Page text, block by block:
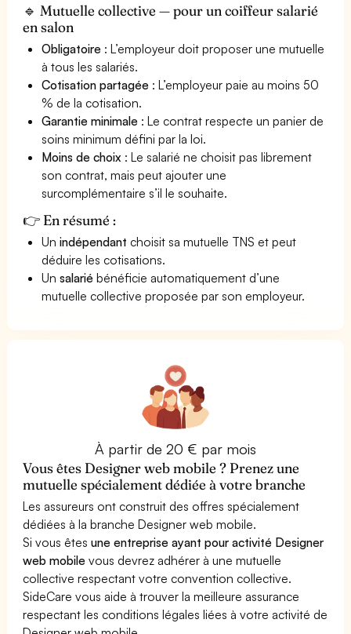
🔹 Mutuelle collective — pour un coiffeur salarié
en salon
Obligatoire : L’employeur doit proposer une mutuelle
à tous les salariés.
Cotisation partagée : L’employeur paie au moins 50
% de la cotisation.
Garantie minimale : Le contrat respecte un panier de
soins minimum défini par la loi.
Moins de choix : Le salarié ne choisit pas librement
son contrat, mais peut ajouter une
surcomplémentaire s’il le souhaite.
👉 En résumé :
Unindépendant choisit sa mutuelle TNS et peut
déduire les cotisations.
Unsalarié bénéficie automatiquement d’une
mutuelle collective proposée par son employeur.
À partir de 20 € par mois
Vous êtes Designer web mobile ? Prenez une
mutuelle spécialement dédiée à votre branche
Les assureurs ont construit des offres spécialement
dédiées à la branche Designer web mobile.
Si vous êtesune entreprise ayant pour activité Designer
web mobile vous devrez adhérer à une mutuelle
collective respectant votre convention collective.
SideCare vous aide à trouver la meilleure assurance
respectant les conditions légales liées à votre activité de